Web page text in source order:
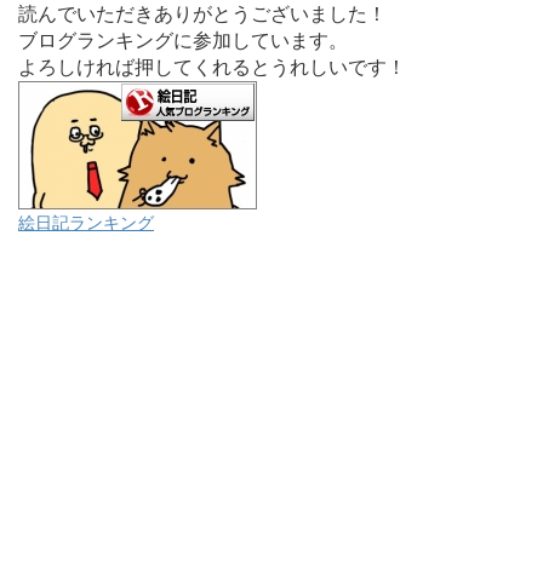
読んでいただきありがとうございました！
ブログランキングに参加しています。
よろしければ押してくれるとうれしいです！
絵日記ランキング